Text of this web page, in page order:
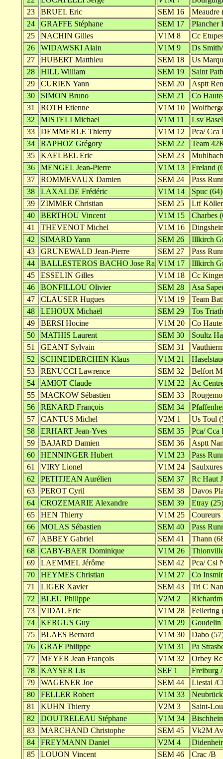
23
BRUEL Eric SEM 16
Meaudre
24
GRAFFE Stéphane SEM 17
Plancher
25
NACHIN Gilles V1M 8
Cc
26
WIDAWSKI Alain V1M 9
Ds
27
HUBERT Matthieu SEM 18
Us
28
HILL William SEM 19
Saint
29
CURIEN Yann SEM 20
Asptt
30
SIMON Bruno SEM 21
Co
31
ROTH Etienne V1M 10
32
MISTELI Michael V1M 11
Lsv
33
DEMMERLE Thierry V1M 12
Pca/ Cca
34
RAPHOZ Grégory SEM 22
Team
35
KAELBEL Eric SEM 23
36
MENGEL Jean-Pierre V1M 13
Freland
37
ROMMEVAUX Damien SEM 24
Pass
38
LAXALDE Frédéric V1M 14
Spuc (64)
39
ZIMMER Christian SEM 25
Ltf
40
BERTHOU Vincent V1M 15
Charbes
41
THEVENOT Michel V1M 16
42
SIMARD Yann SEM 26
Illkirch
43
GRUNEWALD Jean-Pierre SEM 27
Pass
44
BALLESTEROS BACHO Jose Ra V1M 17
Illkirch
45
ESSELIN Gilles V1M 18
Cc
46
BONFILLOU Olivier SEM 28
Asa
47
CLAUSER Hugues V1M 19
Team
48
LEHOUX Michaël SEM 29
Tos
49
BERSI Hocine V1M 20
Co
50
MATHIS Laurent SEM 30
Soultz
51
GEANT Sylvain SEM 31
52
SCHNEIDERCHEN Klaus V1M 21
53
RENUCCI Lawrence SEM 32
Belfort
54
AMIOT Claude V1M 22
Ac
55
MACKOW Sébastien SEM 33
56
RENARD François SEM 34
57
CANTUS Michel V2M 1
Us Toul
58
ERHART Jean-Yves SEM 35
Pca/ Cca
59
BAJARD Damien SEM 36
Asptt
60
HENNINGER Hubert V1M 23
Pass
61
VIRY Lionel V1M 24
62
PETITJEAN Aurélien SEM 37
Rc Haut
63
PEROT Cyril SEM 38
Davos
64
CROZEMARIE Alexandre SEM 39
Etray (25)
65
HEN Thierry V1M 25
66
MOLAS Sébastien SEM 40
Pass
67
ABBEY Gabriel SEM 41
Thann
68
CABY-BAER Dominique V1M 26
69
LAEMMEL Jérôme SEM 42
Pca/ Csl
70
HEYMES Christian V1M 27
Co
71
LIGER Xavier SEM 43
Tri C
72
BLEU Philippe V2M 2
73
VIDAL Eric V1M 28
Fellering
74
KERGUS Guy V1M 29
Goudelin
75
BLAES Bernard V1M 30
Dabo
76
GRAF Philippe V1M 31
Pa
77
MEYER Jean François V1M 32
Orbey
78
KAYSER Lis SEF 1
Freiburg
79
WAGENER Joe SEM 44
Liestal /
80
FELLER Robert V1M 33
81
KUHN Thierry V2M 3
Saint-
82
DOUTRELEAU Stéphane V1M 34
83
MARCHAND Christophe SEM 45
Vk2M
84
FREYMANN Daniel V2M 4
85
LOUON Vincent SEM 46
Crac /B